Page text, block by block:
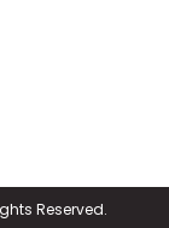
Reserved.